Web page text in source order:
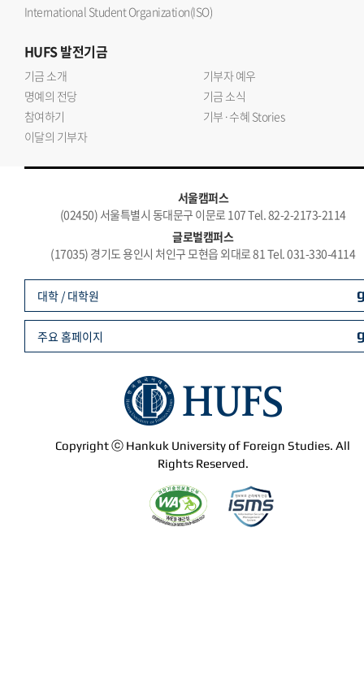
International Student Organization(ISO)
HUFS발전기금
기금 소개
기부자 예우
명예의 전당
기금 소식
참여하기
기부·수혜 Stories
이달의 기부자
서울캠퍼스
(02450) 서울특별시 동대문구 이문로 107 Tel. 82-2-2173-2114
글로벌캠퍼스
(17035) 경기도 용인시 처인구 모현읍 외대로 81 Tel. 031-330-4114
Copyright ⓒ Hankuk University of Foreign Studies. All
Rights Reserved.
대학 / 대학원
주요 홈페이지